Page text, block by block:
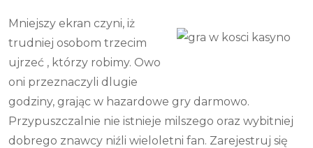
Mniejszy ekran czyni, iż
trudniej osobom trzecim
ujrzeć , którzy robimy. Owo
oni przeznaczyli dlugie
godziny, grając w hazardowe gry darmowo.
Przypuszczalnie nie istnieje milszego oraz wybitniej
dobrego znawcy niźli wieloletni fan. Zarejestruj się